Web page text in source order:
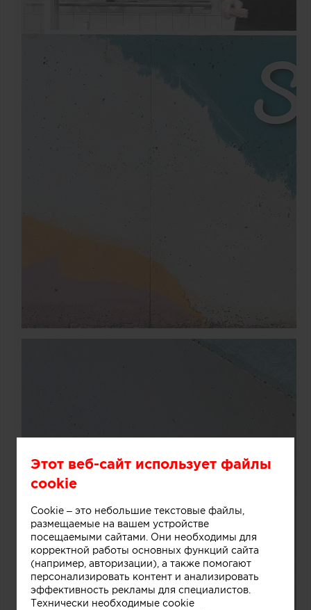
Этот веб-сайт использует файлы
cookie
Cookie – это небольшие текстовые файлы,
размещаемые на вашем устройстве
посещаемыми сайтами. Они необходимы для
корректной работы основных функций сайта
(например, авторизации), а также помогают
персонализировать контент и анализировать
эффективность рекламы для специалистов.
Технически необходимые cookie